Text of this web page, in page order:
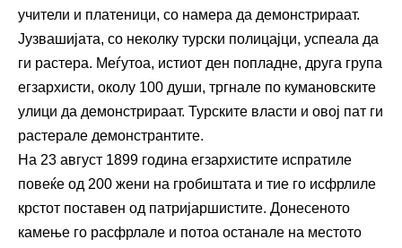
учители и платеници, со намера да демонстрираат.
Јузвашијата, со неколку турски полицајци, успеала да
ги растера. Меѓутоа, истиот ден попладне, друга група
егзархисти, околу 100 души, тргнале по кумановските
улици да демонстрираат. Турските власти и овој пат ги
растерале демонстрантите.
На 23 август 1899 година егзархистите испратиле
повеќе од 200 жени на гробиштата и тие го исфрлиле
крстот поставен од патријаршистите. Донесеното
камење го расфрлале и потоа останале на местото